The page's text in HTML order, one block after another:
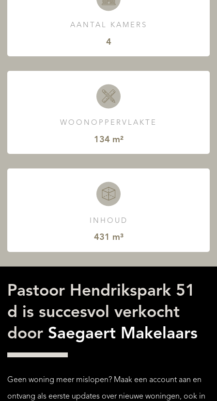
AANTAL KAMERS
4
WOONOPPERVLAKTE
134 m²
INHOUD
431 m³
Pastoor Hendrikspark 51
d is succesvol verkocht
door Saegaert Makelaars
Geen woning meer mislopen? Maak een account aan en
ontvang als eerste updates over nieuwe woningen, ook in